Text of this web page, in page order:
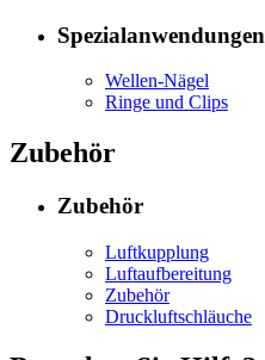
Spezialanwendungen
Wellen-Nägel
Ringe und Clips
Zubehör
Zubehör
Luftkupplung
Luftaufbereitung
Zubehör
Druckluftschläuche